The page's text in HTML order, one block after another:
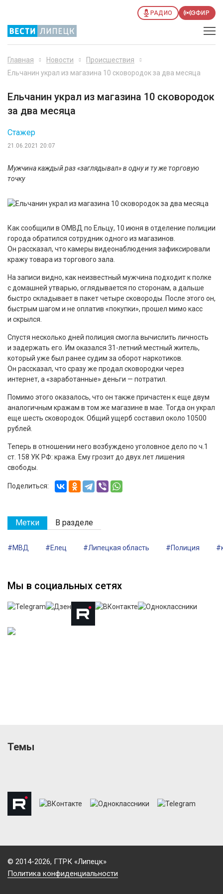
РАДИО ЭФИР
Главная Новости
Происшествия
Ельчанин украл из магазина 10 сковородок за два месяца
Ельчанин украл из магазина 10 сковородок
за два месяца
21.06.2021 20:07
Стажер
Мужчина каждый раз «заглядывал» в одну и ту же торговую
точку
Как сообщили в ОМВД по Ельцу, 10 июня в отделение полиции
города обратился сотрудник одного из магазинов.
Он рассказал, что камеры видеонаблюдения зафиксировали
кражу товара из торгового зала.
На записи видно, как неизвестный мужчина подходит к полке
с домашней утварью, оглядывается по сторонам, а дальше
быстро складывает в пакет четыре сковороды. После этого он,
быстрым шагом и не оплатив «покупки», прошел мимо касс
и скрылся.
Спустя несколько дней полиция смогла вычислить личность
и задержать его. Им оказался 31-летний местный житель,
который уже был ранее судим за оборот наркотиков.
Он рассказал, что сразу же продал сковородки через
интернет, а «заработанные» деньги — потратил.
Помимо этого оказалось, что он также причастен к еще двум
аналогичным кражам в том же магазине в мае. Тогда он украл
еще шесть сковородок. Общий ущерб составил около 10500
рублей.
Теперь в отношении него возбуждено уголовное дело по ч.1
ст. 158 УК РФ: кража. Ему грозит до двух лет лишения
свободы.
Поделиться:
Метки В разделе
#МВД #Елец #Липецкая область #Полиция
Мы в социальных сетях
Темы
© 2014-2026, ГТРК «Липецк»
Политика конфиденциальности